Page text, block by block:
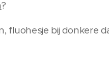
?
fluohesje bij donkere